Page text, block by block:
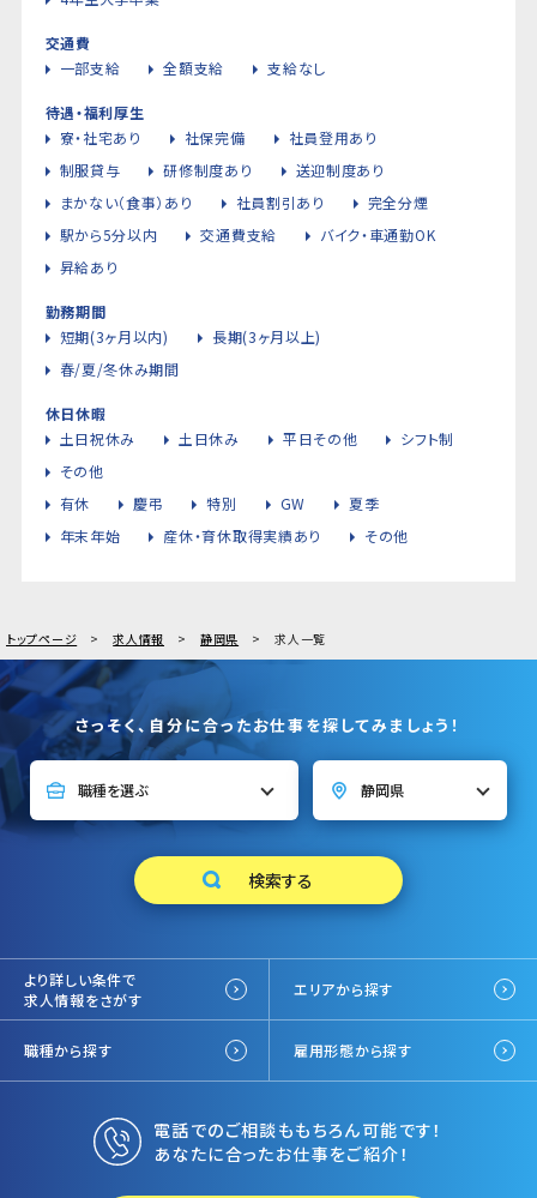
交通費
一部支給
全額支給 支給なし
待遇・福利厚生
寮・社宅あり
社保完備
社員登用あり
制服貸与
研修制度あり
送迎制度あり
まかない（食事）あり
社員割引あり
完全分煙
駅から5分以内
交通費支給
バイク・車通勤OK
昇給あり
勤務期間
短期(3ヶ月以内)
長期(3ヶ月以上)
春/夏/冬休み期間
休日休暇
土日祝休み
土日休み 平日その他
シフト制
その他
有休
慶弔 特別 GW
夏季
年末年始
産休・育休取得実績あり その他
トップページ 求人情報 静岡県 求人一覧
さっそく、自分に合ったお仕事を探してみましょう！
より詳しい条件で
求人情報をさがす
エリアから探す
職種から探す 雇用形態から探す
電話でのご相談ももちろん可能です！
あなたに合ったお仕事をご紹介！